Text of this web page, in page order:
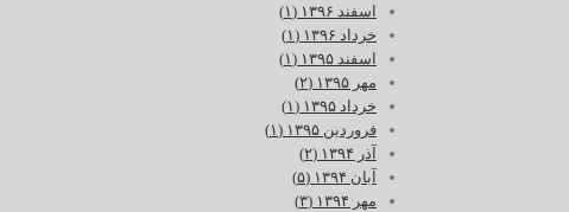
اسفند ۱۳۹۶ (۱)
خرداد ۱۳۹۶ (۱)
اسفند ۱۳۹۵ (۱)
مهر ۱۳۹۵ (۲)
خرداد ۱۳۹۵ (۱)
فروردین ۱۳۹۵ (۱)
آذر ۱۳۹۴ (۲)
آبان ۱۳۹۴ (۵)
مهر ۱۳۹۴ (۳)